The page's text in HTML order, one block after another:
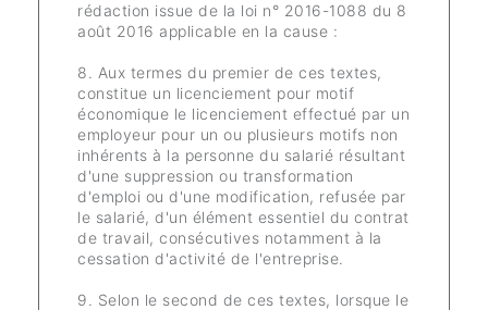
rédaction issue de la loi n° 2016-1088 du 8
août 2016 applicable en la cause :
8. Aux termes du premier de ces textes,
constitue un licenciement pour motif
économique le licenciement effectué par un
employeur pour un ou plusieurs motifs non
inhérents à la personne du salarié résultant
d'une suppression ou transformation
d'emploi ou d'une modification, refusée par
le salarié, d'un élément essentiel du contrat
de travail, consécutives notamment à la
cessation d'activité de l'entreprise.
9. Selon le second de ces textes, lorsque le